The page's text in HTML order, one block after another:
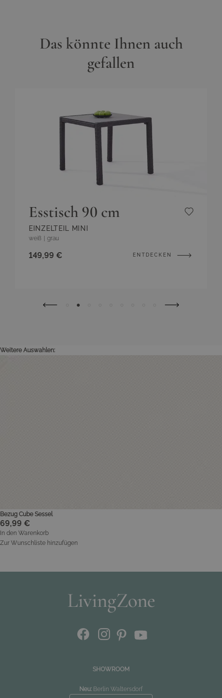
Das könnte Ihnen auch
gefallen
Esstisch 90 cm
EINZELTEIL MINI
weiß grau
149,99 € ENTDECKEN
Weitere Auswahlen:
Bezug Cube Sessel
69,99 €
In den Warenkorb
Zur Wunschliste hinzufügen
SHOWROOM
Neu: Berlin Waltersdorf